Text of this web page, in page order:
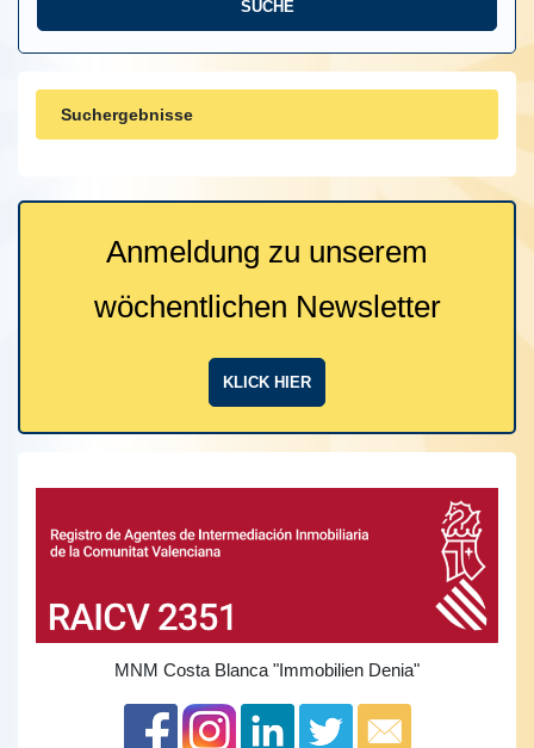
Suchergebnisse
Anmeldung zu unserem
wöchentlichen Newsletter
KLICK HIER
MNM Costa Blanca "Immobilien Denia"